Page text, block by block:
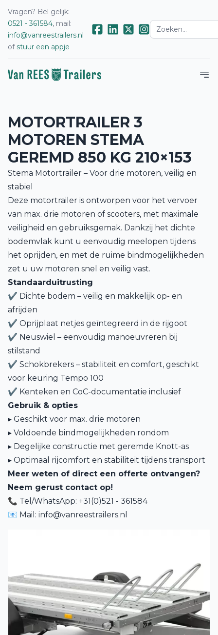
Vragen? Bel gelijk:
0521 - 361584, mail:
info@vanreestrailers.nl
ofstuur een appje
MOTORTRAILER 3
MOTOREN STEMA
GEREMD 850 KG 210×153
Stema Motortrailer – Voor drie motoren, veilig en
stabiel
Deze motortrailer is ontworpen voor het vervoer
van max. drie motoren of scooters, met maximale
veiligheid en gebruiksgemak. Dankzij het dichte
bodemvlak kunt u eenvoudig meelopen tijdens
het oprijden, en met de ruime bindmogelijkheden
zet u uw motoren snel en veilig vast.
Standaarduitrusting
✔ Dichte bodem – veilig en makkelijk op- en
afrijden
✔ Oprijplaat netjes geïntegreerd in de rijgoot
✔ Neuswiel – eenvoudig manoeuvreren bij
stilstand
✔ Schokbrekers – stabiliteit en comfort, geschikt
voor keuring Tempo 100
✔ Kenteken en CoC-documentatie inclusief
Gebruik & opties
▸ Geschikt voor max. drie motoren
▸ Voldoende bindmogelijkheden rondom
▸ Degelijke constructie met geremde Knott-as
▸ Optimaal rijcomfort en stabiliteit tijdens transport
Meer weten of direct een offerte ontvangen?
Neem gerust contact op!
📞 Tel/WhatsApp: +31(0)521 - 361584
📧 Mail: info@vanreestrailers.nl